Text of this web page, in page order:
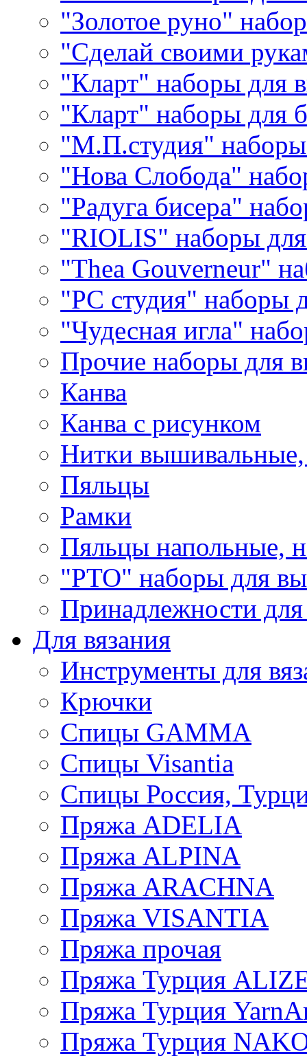
"Золотое руно"
"Сделай своими
"Кларт" наборы для
"Кларт" наборы для
"М.П.студия"
"Нова Слобода"
"Радуга бисера"
"RIOLIS" наборы
"Thea Gouverneur"
"РС студия" наборы
"Чудесная игла"
Прочие наборы для
Канва
Канва с рисунком
Нитки
Пяльцы
Рамки
Пяльцы напольные,
"РТО" наборы для
Принадлежности
Для вязания
Инструменты для
Крючки
Спицы GAMMA
Спицы Visantia
Спицы Россия,
Пряжа ADELIA
Пряжа ALPINA
Пряжа ARACHNA
Пряжа VISANTIA
Пряжа прочая
Пряжа Турция
Пряжа Турция
Пряжа Турция